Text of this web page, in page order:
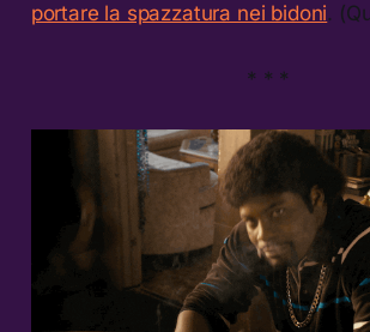
portare la spazzatura nei bidoni.
* * *